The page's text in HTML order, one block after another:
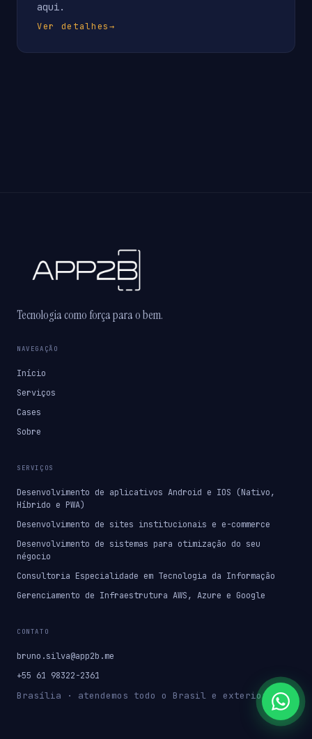
aqui.
Ver detalhes→
Tecnologia como força para o bem.
NAVEGAÇÃO
Início
Serviços
Cases
Sobre
SERVIÇOS
Desenvolvimento de aplicativos Android e IOS (Nativo,
Híbrido e PWA)
Desenvolvimento de sites institucionais e e-commerce
Desenvolvimento de sistemas para otimização do seu
négocio
Consultoria Especialidade em Tecnologia da Informação
Gerenciamento de Infraestrutura AWS, Azure e Google
CONTATO
bruno.silva@app2b.me
+55 61 98322-2361
Brasília · atendemos todo o Brasil e exterior